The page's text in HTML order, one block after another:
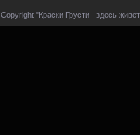
Copyright "Краски Грусти - здесь